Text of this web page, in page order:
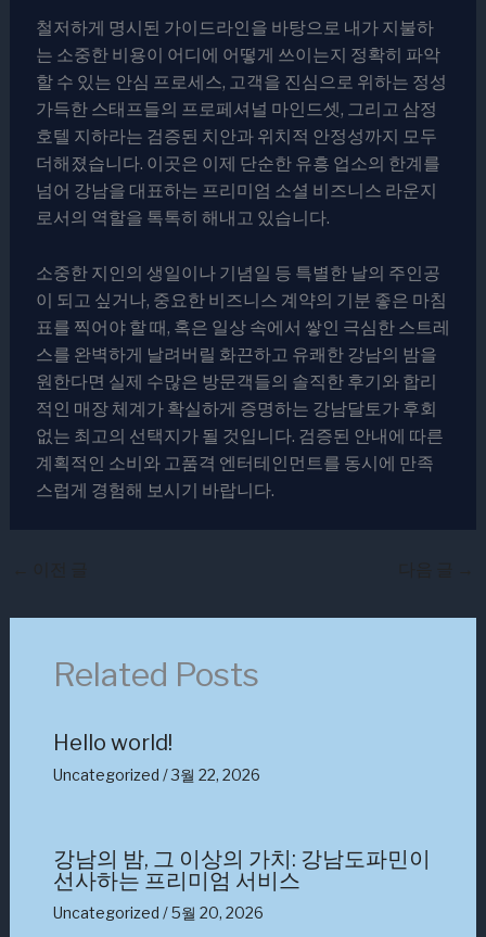
철저하게 명시된 가이드라인을 바탕으로 내가 지불하
는 소중한 비용이 어디에 어떻게 쓰이는지 정확히 파악
할 수 있는 안심 프로세스, 고객을 진심으로 위하는 정성
가득한 스태프들의 프로페셔널 마인드셋, 그리고 삼정
호텔 지하라는 검증된 치안과 위치적 안정성까지 모두
더해졌습니다. 이곳은 이제 단순한 유흥 업소의 한계를
넘어 강남을 대표하는 프리미엄 소셜 비즈니스 라운지
로서의 역할을 톡톡히 해내고 있습니다.
소중한 지인의 생일이나 기념일 등 특별한 날의 주인공
이 되고 싶거나, 중요한 비즈니스 계약의 기분 좋은 마침
표를 찍어야 할 때, 혹은 일상 속에서 쌓인 극심한 스트레
스를 완벽하게 날려버릴 화끈하고 유쾌한 강남의 밤을
원한다면 실제 수많은 방문객들의 솔직한 후기와 합리
적인 매장 체계가 확실하게 증명하는 강남달토가 후회
없는 최고의 선택지가 될 것입니다. 검증된 안내에 따른
계획적인 소비와 고품격 엔터테인먼트를 동시에 만족
스럽게 경험해 보시기 바랍니다.
Related Posts
Hello world!
Uncategorized /3월 22, 2026
강남의 밤, 그 이상의 가치: 강남도파민이
선사하는 프리미엄 서비스
Uncategorized /5월 20, 2026